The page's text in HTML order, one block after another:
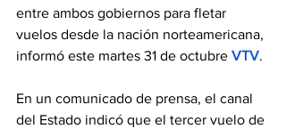
entre ambos gobiernos para fletar
vuelos desde la nación norteamericana,
informó este martes 31 de octubre VTV.
En un comunicado de prensa, el canal
del Estado indicó que el tercer vuelo de